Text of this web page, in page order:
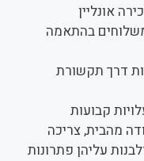
אונליין
בהתאמה
דרך תקשורת
קבועות
מהבית, צריכה
עליהן פתרונות